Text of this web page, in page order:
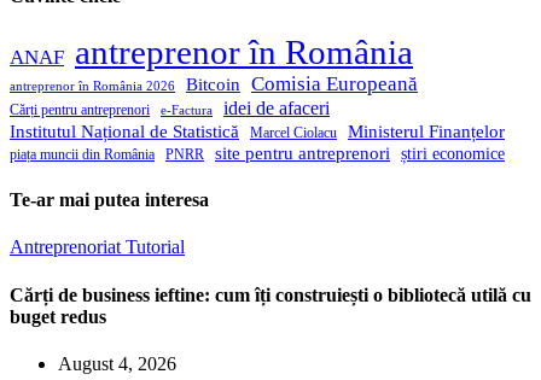
ANAF antreprenor în România
antreprenor în România 2026 Bitcoin Comisia Europeană
Cărți pentru antreprenori e-Factura idei de afaceri
Institutul Național de Statistică Marcel Ciolacu Ministerul Finanțelor
piața muncii din România PNRR site pentru antreprenori știri economice
Te-ar mai putea interesa
Antreprenoriat Tutorial
Cărți de business ieftine: cum îți construiești o bibliotecă utilă cu
buget redus
August 4, 2026